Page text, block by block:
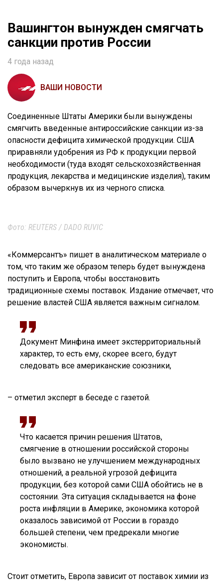
Вашингтон вынужден смягчать
санкции против России
4 года назад
ВАШИ НОВОСТИ
Соединенные Штаты Америки были вынуждены
смягчить введенные антироссийские санкции из-за
опасности дефицита химической продукции. США
приравняли удобрения из РФ к продукции первой
необходимости (туда входят сельскохозяйственная
продукция, лекарства и медицинские изделия), таким
образом вычеркнув их из черного списка.
Фото: REUTERS / DADO RUVIC
«Коммерсантъ» пишет в аналитическом материале о
том, что таким же образом теперь будет вынуждена
поступить и Европа, чтобы восстановить
традиционные схемы поставок. Издание отмечает, что
решение властей США является важным сигналом.
Документ Минфина имеет экстерриториальный
характер, то есть ему, скорее всего, будут
следовать все американские союзники,
– отметил эксперт в беседе с газетой.
Что касается причин решения Штатов,
смягчение в отношении российской стороны
было вызвано не улучшением международных
отношений, а реальной угрозой дефицита
продукции, без которой сами США обойтись не в
состоянии. Эта ситуация складывается на фоне
роста инфляции в Америке, экономика которой
оказалось зависимой от России в гораздо
большей степени, чем предрекали многие
экономисты.
Стоит отметить, Европа зависит от поставок химии из